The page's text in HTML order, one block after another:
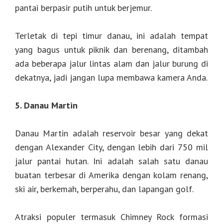
pantai berpasir putih untuk berjemur.
Terletak di tepi timur danau, ini adalah tempat
yang bagus untuk piknik dan berenang, ditambah
ada beberapa jalur lintas alam dan jalur burung di
dekatnya, jadi jangan lupa membawa kamera Anda.
5. Danau Martin
Danau Martin adalah reservoir besar yang dekat
dengan Alexander City, dengan lebih dari 750 mil
jalur pantai hutan. Ini adalah salah satu danau
buatan terbesar di Amerika dengan kolam renang,
ski air, berkemah, berperahu, dan lapangan golf.
Atraksi populer termasuk Chimney Rock formasi